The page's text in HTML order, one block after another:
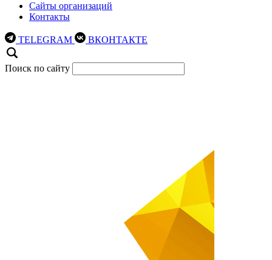
Сайты организаций
Контакты
TELEGRAM ВКОНТАКТЕ
Поиск по сайту